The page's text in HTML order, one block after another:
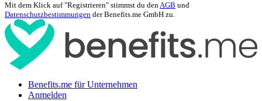
Mit dem Klick auf "Registrieren" stimmst du denAGB und
Datenschutzbestimmungen der Benefits.me GmbH zu.
Benefits.me für Unternehmen
Anmelden